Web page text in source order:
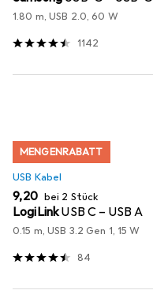
1.80 m, USB 2.0, 60 W
1142
MENGENRABATT
USB Kabel
EUR
9,20 bei 2 Stück
LogiLinkUSB C – USB A
0.15 m, USB 3.2 Gen 1, 15 W
84